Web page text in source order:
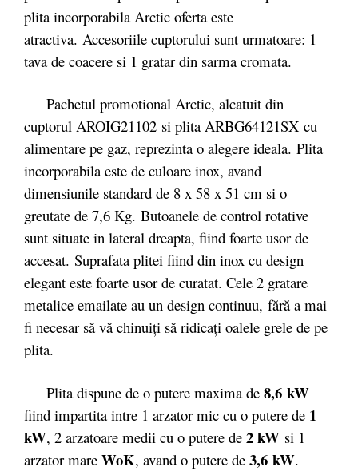
plita incorporabila Arctic oferta este
atractiva. Accesoriile cuptorului sunt urmatoare: 1
tava de coacere si 1 gratar din sarma cromata.
Pachetul promotional Arctic, alcatuit din
cuptorul AROIG21102 si plita ARBG64121SX cu
alimentare pe gaz, reprezinta o alegere ideala. Plita
incorporabila este de culoare inox, avand
dimensiunile standard de 8 x 58 x 51 cm si o
greutate de 7,6 Kg. Butoanele de control rotative
sunt situate in lateral dreapta, fiind foarte usor de
accesat. Suprafata plitei fiind din inox cu design
elegant este foarte usor de curatat. Cele 2 gratare
metalice emailate au un design continuu, fără a mai
fi necesar să vă chinuiţi să ridicaţi oalele grele de pe
plita.
Plita dispune de o putere maxima de 8,6 kW
fiind impartita intre 1 arzator mic cu o putere de 1
kW, 2 arzatoare medii cu o putere de 2 kW si 1
arzator mare WoK, avand o putere de 3,6 kW.